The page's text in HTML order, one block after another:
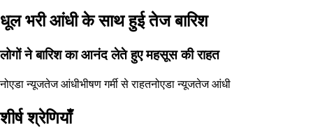
धूल भरी आंधी के साथ हुई तेज बारिश
लोगों ने बारिश का आनंद लेते हुए महसूस की राहत
नोएडा न्यूजतेज आंधीभीषण गर्मी से राहतनोएडा न्यूजतेज आंधी
शीर्ष श्रेणियाँ